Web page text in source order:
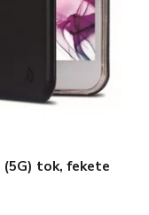
(5G) tok, fekete